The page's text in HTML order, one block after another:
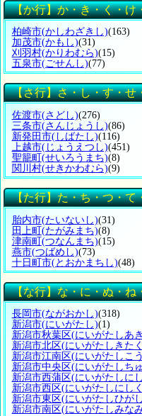
【か行】か・き・く・け
柏崎市(かしわざきし)
加茂市(かもし)(31)
刈羽村(かりわむら)(15)
五泉市(ごせんし)(77)
【さ行】さ・し・す・せ
佐渡市(さどし)(276)
三条市(さんじょうし)(86)
新発田市(しばたし)(116)
上越市(じょうえつし)
聖籠町 (せいろうまち)(8)
関川村(せきかわむら)(9)
【た行】た・ち・つ・て
胎内市(たいないし)(31)
田上町(たがみまち)(8)
津南町(つなんまち)(15)
燕市(つばめし)(73)
十日町市(とおかまちし)
【な行】な・に・ぬ・ね
長岡市(ながおかし)(318)
新潟市(にいがたし)(1)
新潟市秋葉区(にいがたしあ
新潟市北区(にいがたしきた
新潟市江南区(にいがたしこ
新潟市中央区(にいがたしち
新潟市西蒲区(にいがたしに
新潟市西区(にいがたしにし
新潟市東区(にいがたしひが
新潟市南区(にいがたしみな